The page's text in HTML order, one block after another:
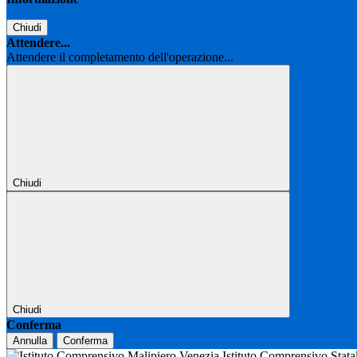
Chiudi
Attendere...
Attendere il completamento dell'operazione...
Chiudi
Chiudi
Conferma
Annulla Conferma